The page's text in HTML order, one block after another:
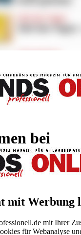
bei
mit Werbung
mit Ihrer
für Webanalyse